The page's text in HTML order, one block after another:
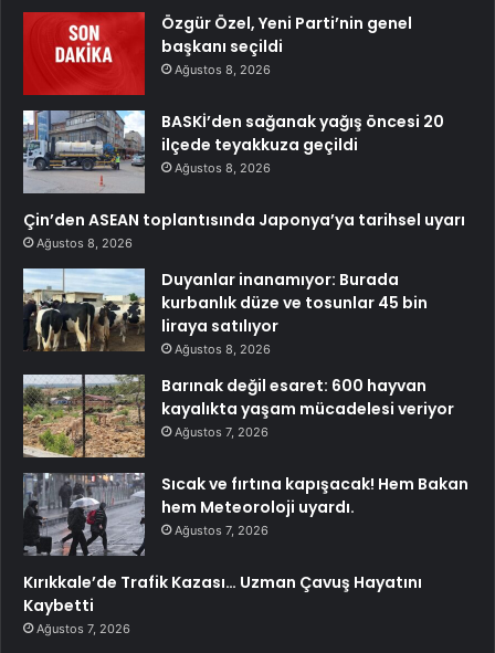
Özgür Özel, Yeni Parti’nin genel
başkanı seçildi
Ağustos 8, 2026
BASKİ’den sağanak yağış öncesi 20
ilçede teyakkuza geçildi
Ağustos 8, 2026
Çin’den ASEAN toplantısında Japonya’ya tarihsel uyarı
Ağustos 8, 2026
Duyanlar inanamıyor: Burada
kurbanlık düze ve tosunlar 45 bin
liraya satılıyor
Ağustos 8, 2026
Barınak değil esaret: 600 hayvan
kayalıkta yaşam mücadelesi veriyor
Ağustos 7, 2026
Sıcak ve fırtına kapışacak! Hem Bakan
hem Meteoroloji uyardı.
Ağustos 7, 2026
Kırıkkale’de Trafik Kazası… Uzman Çavuş Hayatını
Kaybetti
Ağustos 7, 2026